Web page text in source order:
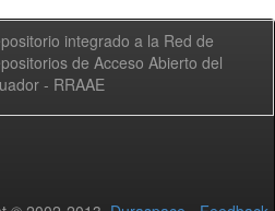
integrado a la Red de
de Acceso Abierto del
- RRAAE